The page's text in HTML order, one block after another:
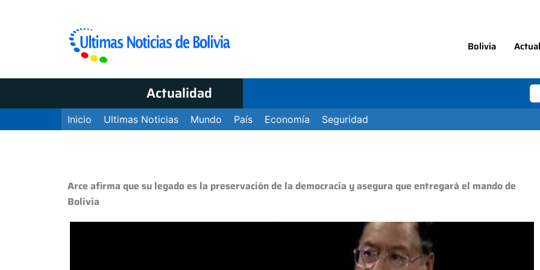
Bolivia
Actualidad
Inicio Ultimas Noticias Mundo País Economía Seguridad
Arce afirma que su legado es la preservación de la democracia y asegura que entregará el mando de
Bolivia